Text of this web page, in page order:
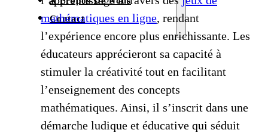
Contact
mathématiques en ligne, rendant
l’expérience encore plus enrichissante. Les
éducateurs apprécieront sa capacité à
stimuler la créativité tout en facilitant
l’enseignement des concepts
mathématiques. Ainsi, il s’inscrit dans une
démarche ludique et éducative qui séduit